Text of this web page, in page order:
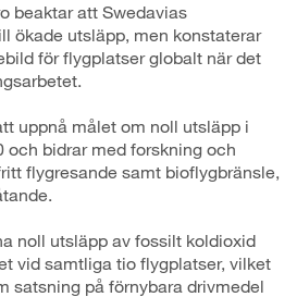
beaktar att Swedavias
ökade utsläpp, men konstaterar
för flygplatser globalt när det
uppnå målet om noll utsläpp i
och bidrar med forskning och
flygresande samt bioflygbränsle,
noll utsläpp av fossilt koldioxid
vid samtliga tio flygplatser, vilket
satsning på förnybara drivmedel